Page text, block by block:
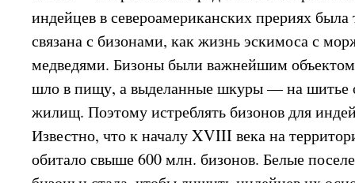
индейцев в североамериканских прериях
связана с бизонами, как жизнь эскимоса с
медведями. Бизоны были важнейшим
шло в пищу, а выделанные шкуры — на шитье
жилищ. Поэтому истреблять бизонов для
Известно, что к началу XVIII века на
обитало свыше 600 млн. бизонов. Белые